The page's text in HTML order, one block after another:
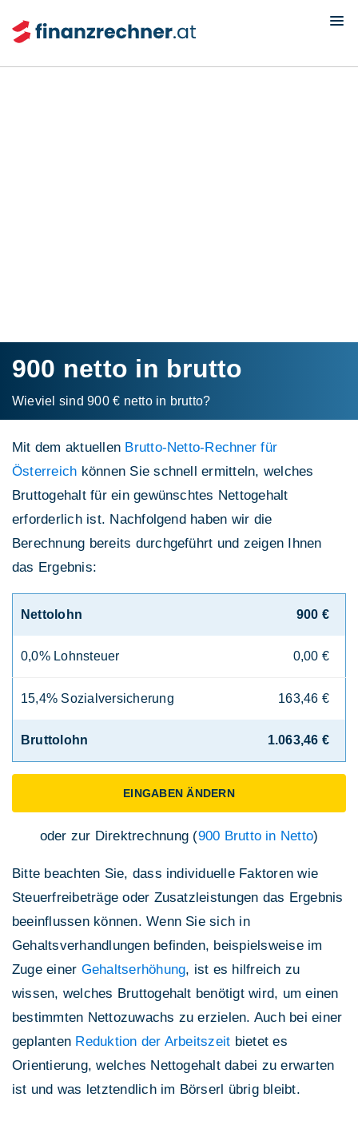
900 netto in brutto
Wieviel sind 900 € netto in brutto?
Mit dem aktuellen Brutto-Netto-Rechner für
Österreich können Sie schnell ermitteln, welches
Bruttogehalt für ein gewünschtes Nettogehalt
erforderlich ist. Nachfolgend haben wir die
Berechnung bereits durchgeführt und zeigen Ihnen
das Ergebnis:
Nettolohn 900 €
0,0% Lohnsteuer 0,00 €
15,4% Sozialversicherung 163,46 €
Bruttolohn 1.063,46 €
EINGABEN ÄNDERN
oder zur Direktrechnung (900 Brutto in Netto)
Bitte beachten Sie, dass individuelle Faktoren wie
Steuerfreibeträge oder Zusatzleistungen das Ergebnis
beeinflussen können. Wenn Sie sich in
Gehaltsverhandlungen befinden, beispielsweise im
Zuge einer Gehaltserhöhung, ist es hilfreich zu
wissen, welches Bruttogehalt benötigt wird, um einen
bestimmten Nettozuwachs zu erzielen. Auch bei einer
geplanten Reduktion der Arbeitszeit bietet es
Orientierung, welches Nettogehalt dabei zu erwarten
ist und was letztendlich im Börserl übrig bleibt.